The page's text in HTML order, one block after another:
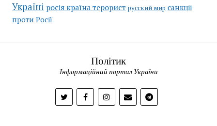
Україні росія країна терорист русский мир санкціі
проти Росії
Політик
Інформаційний портал України